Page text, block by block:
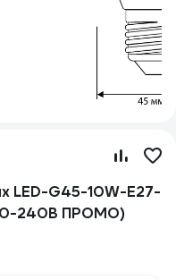
LED-G45-10W-E27-
240В ПРОМО)